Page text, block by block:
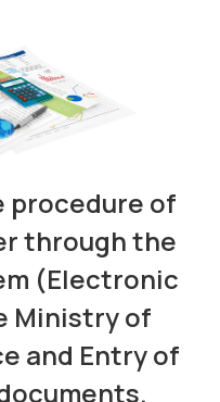
procedure of
through the
(Electronic
Ministry of
and Entry of